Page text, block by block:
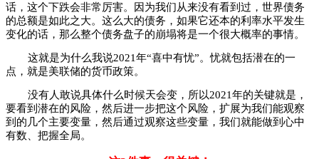
话，这个下跌会非常厉害。因为我们从来没有看到过，世界债务
的总额是如此之大。这么大的债务，如果它还本的利率水平发生
变化的话，那么整个债务盘子的崩塌将是一个很大概率的事情。
这就是为什么我说2021年“喜中有忧”。忧就包括潜在的一
点，就是美联储的货币政策。
没有人敢说具体什么时候天会变，所以2021年的关键就是，
要看到潜在的风险，然后进一步把这个风险，扩展为我们能观察
到的几个主要变量，然后通过观察这些变量，我们就能做到心中
有数、把握全局。